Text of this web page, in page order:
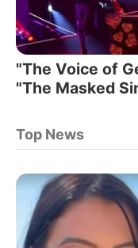
"The Voice of
"The Masked
Top News